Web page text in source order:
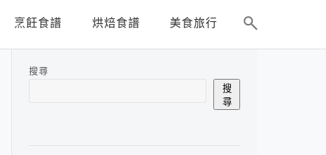
烹飪食譜 烘焙食譜 美食旅行
搜尋
搜
尋